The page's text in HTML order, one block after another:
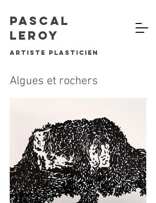
Pascal
Leroy
artiste plasticien
Algues et rochers